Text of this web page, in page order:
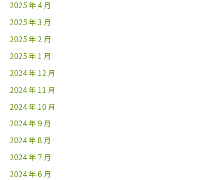
2025 年 4 月
2025 年 3 月
2025 年 2 月
2025 年 1 月
2024 年 12 月
2024 年 11 月
2024 年 10 月
2024 年 9 月
2024 年 8 月
2024 年 7 月
2024 年 6 月